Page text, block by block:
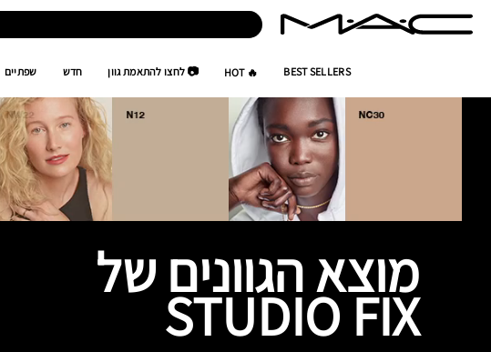
BEST SELLERS
🔥 HOT 📷 לחצו להתאמת גוון חדש שפתיים
מוצא הגוונים של
STUDIO FIX